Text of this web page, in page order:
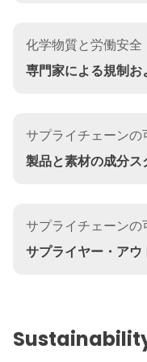
化学物質と労働安全
専門家による規制お
サプライチェーンの
製品と素材の成分ス
サプライチェーンの
サプライヤー・アウ